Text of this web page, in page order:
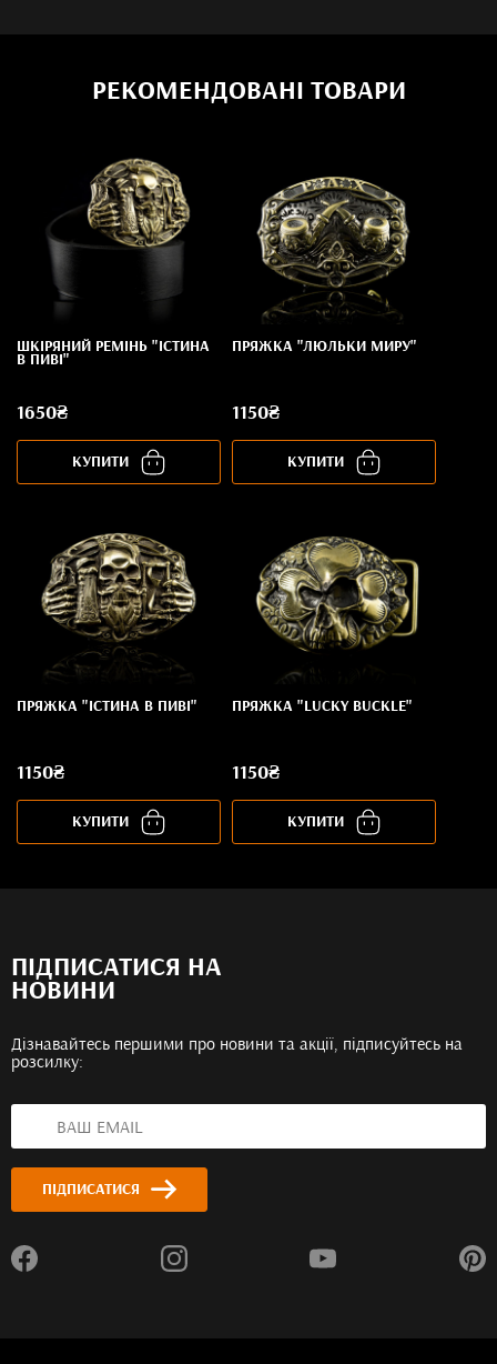
РЕКОМЕНДОВАНІ ТОВАРИ
ШКІРЯНИЙ РЕМІНЬ "ІСТИНА
В ПИВІ"
1650₴
КУПИТИ
ПРЯЖКА "ЛЮЛЬКИ МИРУ"
1150₴
КУПИТИ
ПРЯЖКА "ІСТИНА В ПИВІ"
1150₴
КУПИТИ
ПРЯЖКА "LUCKY BUCKLE"
1150₴
КУПИТИ
ПІДПИСАТИСЯ НА
НОВИНИ
Дізнавайтесь першими про новини та акції, підписуйтесь на
розсилку:
ПІДПИСАТИСЯ